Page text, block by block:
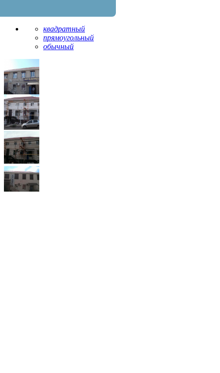
квадратный
прямоугольный
обычный